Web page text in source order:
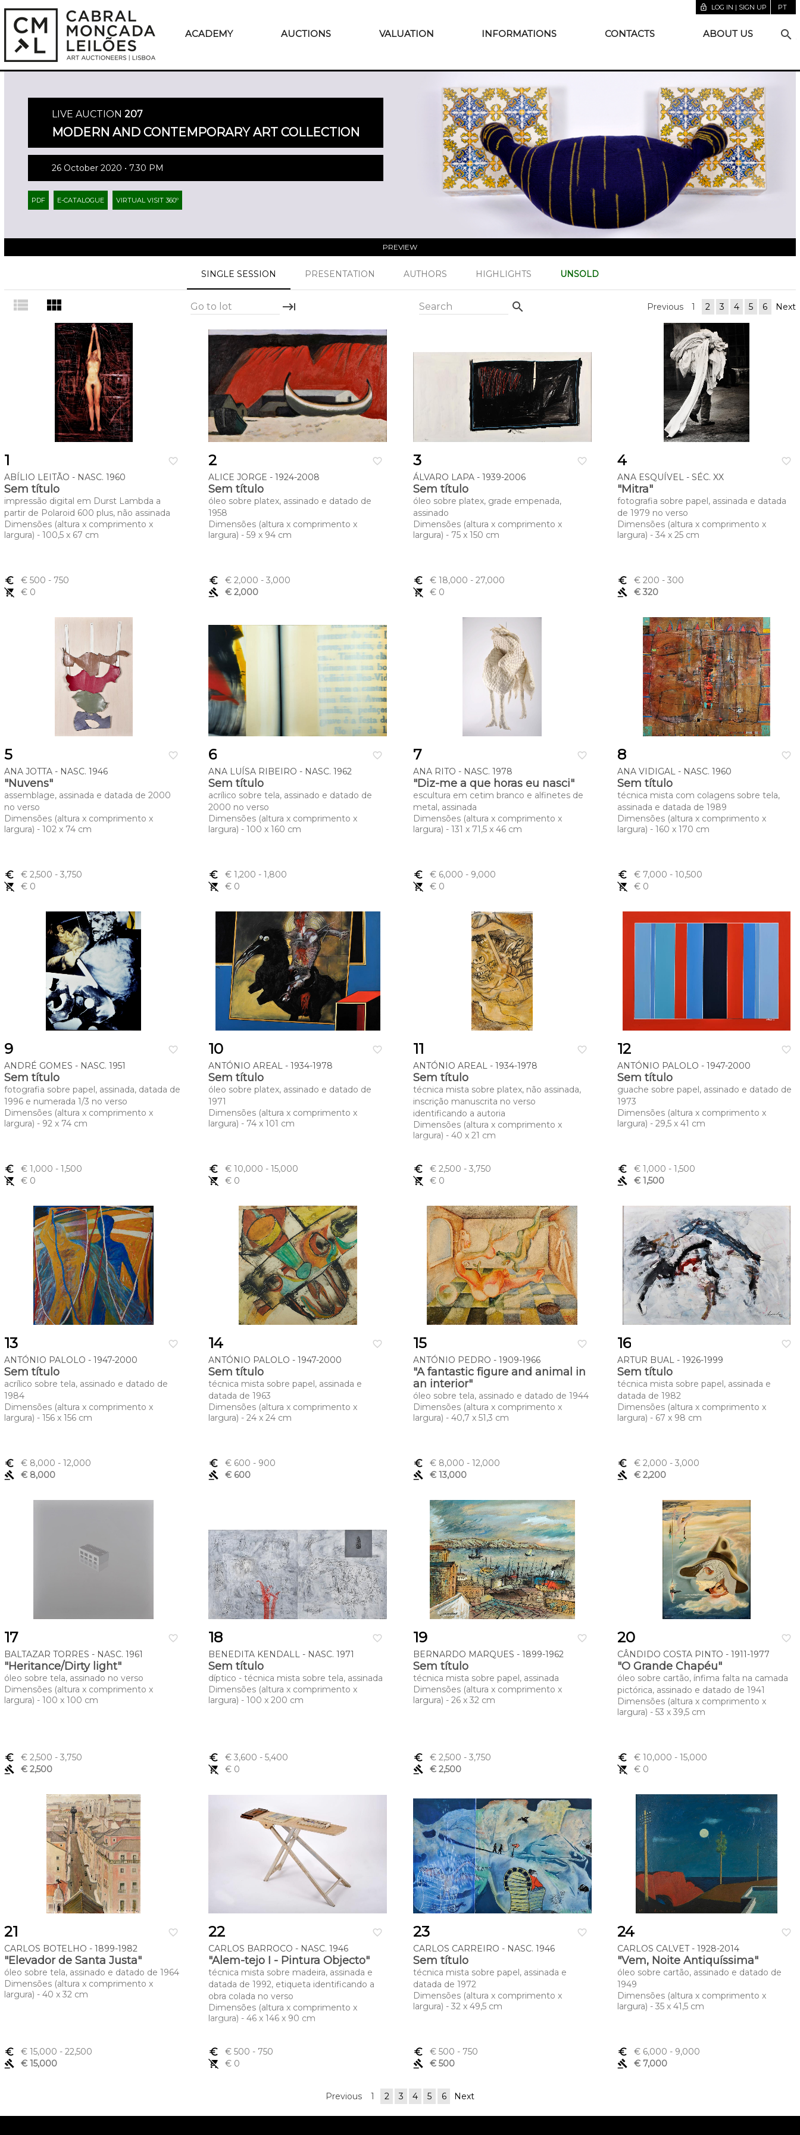
lock_open LOG IN | SIGN UP PT
ACADEMY AUCTIONS VALUATION INFORMATIONS CONTACTS ABOUT US search
LIVE AUCTION 207
MODERN AND CONTEMPORARY ART COLLECTION
26 October 2020 • 7.30 PM
PDF E-CATALOGUE VIRTUAL VISIT 360º
PREVIEW
SINGLE SESSION PRESENTATION AUTHORS HIGHLIGHTS UNSOLD
view_list view_module Go to lot keyboard_tab Search search Previous 1 2 3 4 5 6 Next
favorite_border
1
ABÍLIO LEITÃO - NASC. 1960
Sem título
impressão digital em Durst Lambda a
partir de Polaroid 600 plus, não assinada
Dimensões (altura x comprimento x
largura) - 100,5 x 67 cm
euro_symbol € 500 - 750
remove_shopping_cart
€ 0
favorite_border
2
ALICE JORGE - 1924-2008
Sem título
óleo sobre platex, assinado e datado de
1958
Dimensões (altura x comprimento x
largura) - 59 x 94 cm
euro_symbol € 2,000 - 3,000
gavel
€ 2,000
favorite_border
3
ÁLVARO LAPA - 1939-2006
Sem título
óleo sobre platex, grade empenada,
assinado
Dimensões (altura x comprimento x
largura) - 75 x 150 cm
euro_symbol € 18,000 - 27,000
remove_shopping_cart
€ 0
favorite_border
4
ANA ESQUÍVEL - SÉC. XX
"Mitra"
fotografia sobre papel, assinada e datada
de 1979 no verso
Dimensões (altura x comprimento x
largura) - 34 x 25 cm
euro_symbol € 200 - 300
gavel
€ 320
favorite_border
5
ANA JOTTA - NASC. 1946
"Nuvens"
assemblage, assinada e datada de 2000
no verso
Dimensões (altura x comprimento x
largura) - 102 x 74 cm
euro_symbol € 2,500 - 3,750
remove_shopping_cart
€ 0
favorite_border
6
ANA LUÍSA RIBEIRO - NASC. 1962
Sem título
acrílico sobre tela, assinado e datado de
2000 no verso
Dimensões (altura x comprimento x
largura) - 100 x 160 cm
euro_symbol € 1,200 - 1,800
remove_shopping_cart
€ 0
favorite_border
7
ANA RITO - NASC. 1978
"Diz-me a que horas eu nasci"
escultura em cetim branco e alfinetes de
metal, assinada
Dimensões (altura x comprimento x
largura) - 131 x 71,5 x 46 cm
euro_symbol € 6,000 - 9,000
remove_shopping_cart
€ 0
favorite_border
8
ANA VIDIGAL - NASC. 1960
Sem título
técnica mista com colagens sobre tela,
assinada e datada de 1989
Dimensões (altura x comprimento x
largura) - 160 x 170 cm
euro_symbol € 7,000 - 10,500
remove_shopping_cart
€ 0
favorite_border
9
ANDRÉ GOMES - NASC. 1951
Sem título
fotografia sobre papel, assinada, datada de
1996 e numerada 1/3 no verso
Dimensões (altura x comprimento x
largura) - 92 x 74 cm
euro_symbol € 1,000 - 1,500
remove_shopping_cart
€ 0
favorite_border
10
ANTÓNIO AREAL - 1934-1978
Sem título
óleo sobre platex, assinado e datado de
1971
Dimensões (altura x comprimento x
largura) - 74 x 101 cm
euro_symbol € 10,000 - 15,000
remove_shopping_cart
€ 0
favorite_border
11
ANTÓNIO AREAL - 1934-1978
Sem título
técnica mista sobre platex, não assinada,
inscrição manuscrita no verso
identificando a autoria
Dimensões (altura x comprimento x
largura) - 40 x 21 cm
euro_symbol € 2,500 - 3,750
remove_shopping_cart
€ 0
favorite_border
12
ANTÓNIO PALOLO - 1947-2000
Sem título
guache sobre papel, assinado e datado de
1973
Dimensões (altura x comprimento x
largura) - 29,5 x 41 cm
euro_symbol € 1,000 - 1,500
gavel
€ 1,500
favorite_border
13
ANTÓNIO PALOLO - 1947-2000
Sem título
acrílico sobre tela, assinado e datado de
1984
Dimensões (altura x comprimento x
largura) - 156 x 156 cm
euro_symbol € 8,000 - 12,000
gavel
€ 8,000
favorite_border
14
ANTÓNIO PALOLO - 1947-2000
Sem título
técnica mista sobre papel, assinada e
datada de 1963
Dimensões (altura x comprimento x
largura) - 24 x 24 cm
euro_symbol € 600 - 900
gavel
€ 600
favorite_border
15
ANTÓNIO PEDRO - 1909-1966
"A fantastic figure and animal in
an interior"
óleo sobre tela, assinado e datado de 1944
Dimensões (altura x comprimento x
largura) - 40,7 x 51,3 cm
euro_symbol € 8,000 - 12,000
gavel
€ 13,000
favorite_border
16
ARTUR BUAL - 1926-1999
Sem título
técnica mista sobre papel, assinada e
datada de 1982
Dimensões (altura x comprimento x
largura) - 67 x 98 cm
euro_symbol € 2,000 - 3,000
gavel
€ 2,200
favorite_border
17
BALTAZAR TORRES - NASC. 1961
"Heritance/Dirty light"
óleo sobre tela, assinado no verso
Dimensões (altura x comprimento x
largura) - 100 x 100 cm
euro_symbol € 2,500 - 3,750
gavel
€ 2,500
favorite_border
18
BENEDITA KENDALL - NASC. 1971
Sem título
díptico - técnica mista sobre tela, assinada
Dimensões (altura x comprimento x
largura) - 100 x 200 cm
euro_symbol € 3,600 - 5,400
remove_shopping_cart
€ 0
favorite_border
19
BERNARDO MARQUES - 1899-1962
Sem título
técnica mista sobre papel, assinada
Dimensões (altura x comprimento x
largura) - 26 x 32 cm
euro_symbol € 2,500 - 3,750
gavel
€ 2,500
favorite_border
20
CÂNDIDO COSTA PINTO - 1911-1977
"O Grande Chapéu"
óleo sobre cartão, ínfima falta na camada
pictórica, assinado e datado de 1941
Dimensões (altura x comprimento x
largura) - 53 x 39,5 cm
euro_symbol € 10,000 - 15,000
remove_shopping_cart
€ 0
favorite_border
21
CARLOS BOTELHO - 1899-1982
"Elevador de Santa Justa"
óleo sobre tela, assinado e datado de 1964
Dimensões (altura x comprimento x
largura) - 40 x 32 cm
euro_symbol € 15,000 - 22,500
gavel
€ 15,000
favorite_border
22
CARLOS BARROCO - NASC. 1946
"Alem-tejo I - Pintura Objecto"
técnica mista sobre madeira, assinada e
datada de 1992, etiqueta identificando a
obra colada no verso
Dimensões (altura x comprimento x
largura) - 46 x 146 x 90 cm
euro_symbol € 500 - 750
remove_shopping_cart
€ 0
favorite_border
23
CARLOS CARREIRO - NASC. 1946
Sem título
técnica mista sobre papel, assinada e
datada de 1972
Dimensões (altura x comprimento x
largura) - 32 x 49,5 cm
euro_symbol € 500 - 750
gavel
€ 500
favorite_border
24
CARLOS CALVET - 1928-2014
"Vem, Noite Antiquíssima"
óleo sobre cartão, assinado e datado de
1949
Dimensões (altura x comprimento x
largura) - 35 x 41,5 cm
euro_symbol € 6,000 - 9,000
gavel
€ 7,000
Previous 1 2 3 4 5 6 Next